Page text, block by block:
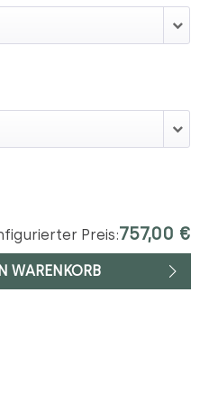
Preis:757,00 €
WARENKORB